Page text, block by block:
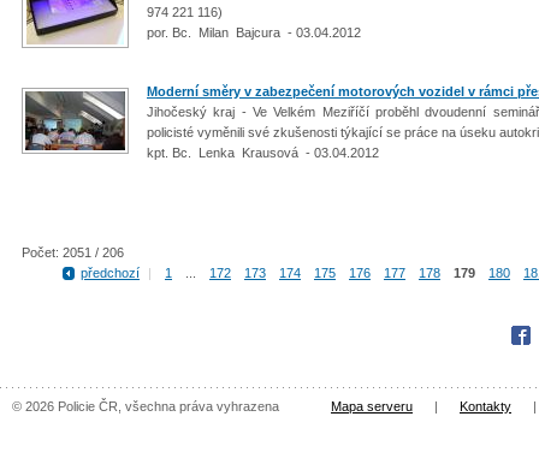
974 221 116)
por. Bc. Milan Bajcura - 03.04.2012
Moderní směry v zabezpečení motorových vozidel v rámci
Jihočeský kraj - Ve Velkém Meziříčí proběhl dvoudenní
policisté vyměnili své zkušenosti týkající se práce na úseku
kpt. Bc. Lenka Krausová - 03.04.2012
Počet: 2051 / 206
předchozí
| 1 172 173 174 175 176 177 178 179 180
© 2026 Policie ČR, všechna práva vyhrazena Mapa serveru | Kontakty |